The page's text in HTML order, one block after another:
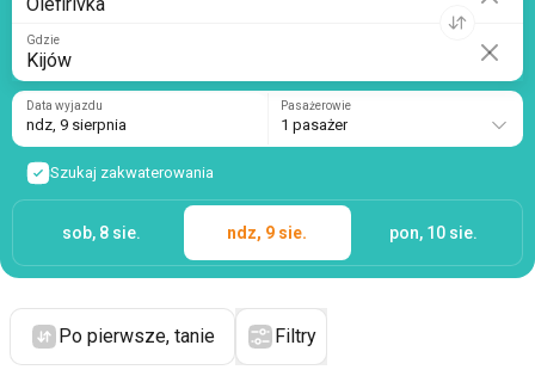
Gdzie
Data wyjazdu
ndz, 9 sierpnia
Pasażerowie
1 pasażer
Szukaj zakwaterowania
sob, 8 sie. ndz, 9 sie. pon, 10 sie.
Po pierwsze, tanie Filtry